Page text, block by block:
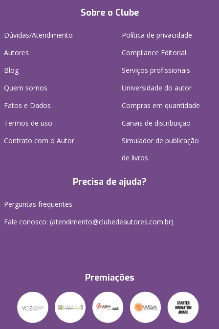
Sobre o Clube
Dúvidas/Atendimento
Autores
Blog
Quem somos
Fatos e Dados
Termos de uso
Contrato com o Autor
Política de privacidade
Compliance Editorial
Serviços profissionais
Universidade do autor
Compras em quantidade
Canais de distribuição
Simulador de publicação
de livros
Precisa de ajuda?
Perguntas frequentes
Fale conosco: (atendimento@clubedeautores.com.br)
Premiações